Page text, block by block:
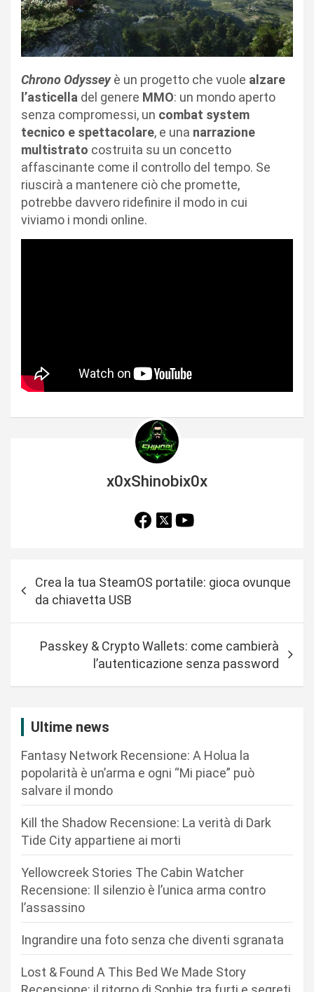
Chrono Odyssey è un progetto che vuole alzare
l’asticella del genere MMO: un mondo aperto
senza compromessi, un combat system
tecnico e spettacolare, e una narrazione
multistrato costruita su un concetto
affascinante come il controllo del tempo. Se
riuscirà a mantenere ciò che promette,
potrebbe davvero ridefinire il modo in cui
viviamo i mondi online.
x0xShinobix0x
a
Crea la tua SteamOS portatile: gioca ovunque
da chiavetta USB
Passkey & Crypto Wallets: come cambierà
l’autenticazione senza password
Ultime news
Fantasy Network Recensione: A Holua la
popolarità è un’arma e ogni “Mi piace” può
salvare il mondo
Kill the Shadow Recensione: La verità di Dark
Tide City appartiene ai morti
Yellowcreek Stories The Cabin Watcher
Recensione: Il silenzio è l’unica arma contro
l’assassino
Ingrandire una foto senza che diventi sgranata
Lost & Found A This Bed We Made Story